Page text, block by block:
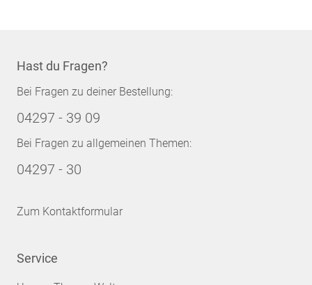
Hast du Fragen?
Bei Fragen zu deiner Bestellung:
04297 - 39 09
Bei Fragen zu allgemeinen Themen:
04297 - 30
Zum Kontaktformular
Service